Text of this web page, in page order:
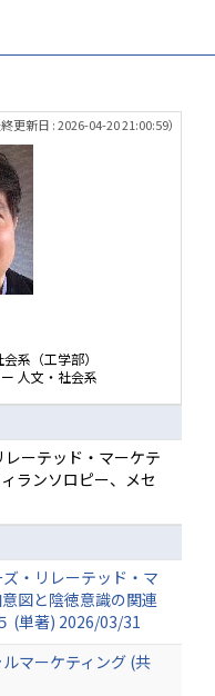
終更新日 : 2026-04-20 21:00:59）
系（工学部）
人文・社会系
ーテッド・マーケテ
ランソロピー、メセ
・リレーテッド・マ
図と陰徳意識の関連
(単著) 2026/03/31
マーケティング (共